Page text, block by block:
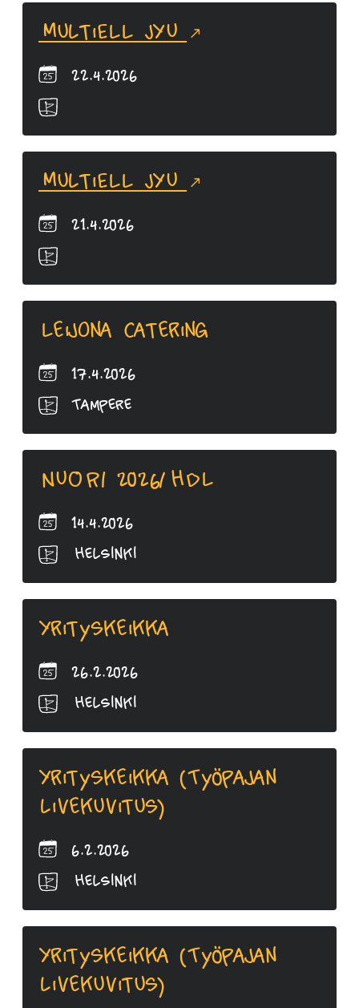
MultiELL JYU
22.4.2026
MultiELL JYU
21.4.2026
Leijona Catering
17.4.2026
Tampere
NUORI 2026/HDL
14.4.2026
Helsinki
Yrityskeikka
26.2.2026
Helsinki
Yrityskeikka (Työpajan
livekuvitus)
6.2.2026
Helsinki
Yrityskeikka (Työpajan
livekuvitus)